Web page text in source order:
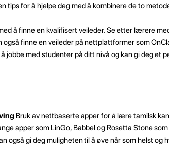
tips for å hjelpe deg med å kombinere de to
å finne en kvalifisert veileder. Se etter lærere
finne en veileder på nettplattformer som
jobbe med studenter på ditt nivå og kan gi deg et
Bruk av nettbaserte apper for å lære tamilsk
apper som LinGo, Babbel og Rosetta Stone
også gi deg muligheten til å øve når som helst og